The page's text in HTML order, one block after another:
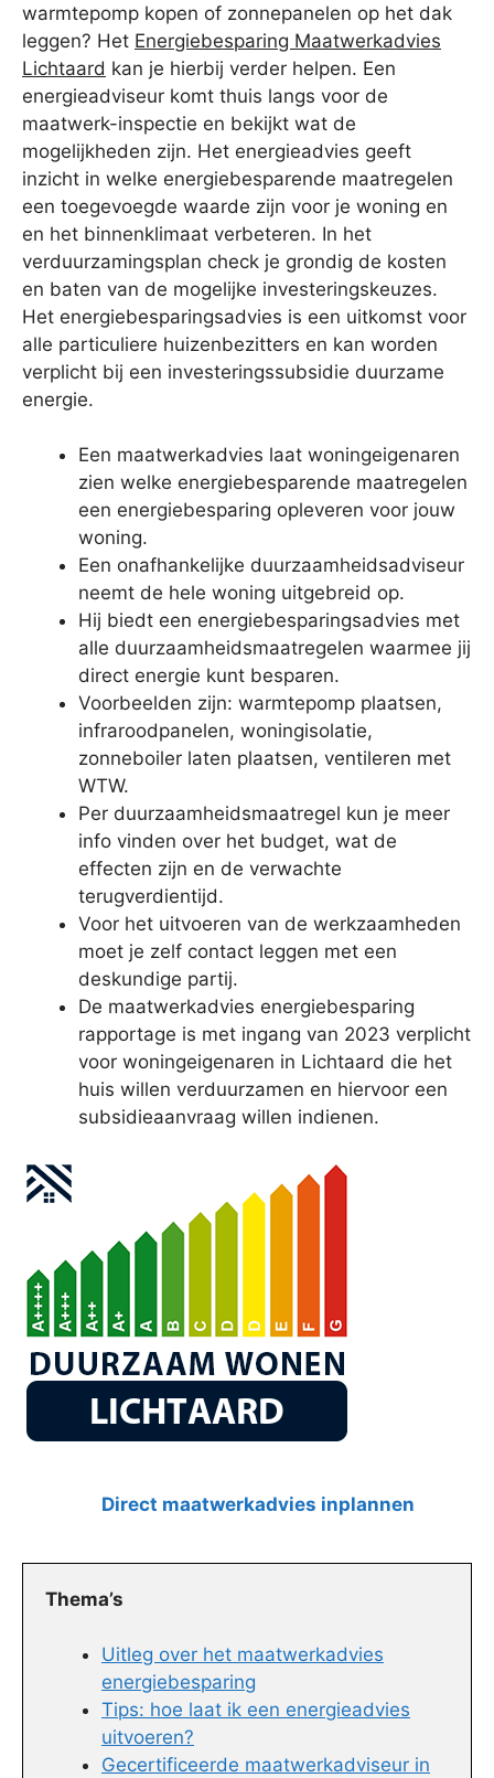
warmtepomp kopen of zonnepanelen op het dak
leggen? Het Energiebesparing Maatwerkadvies
Lichtaard kan je hierbij verder helpen. Een
energieadviseur komt thuis langs voor de
maatwerk-inspectie en bekijkt wat de
mogelijkheden zijn. Het energieadvies geeft
inzicht in welke energiebesparende maatregelen
een toegevoegde waarde zijn voor je woning en
en het binnenklimaat verbeteren. In het
verduurzamingsplan check je grondig de kosten
en baten van de mogelijke investeringskeuzes.
Het energiebesparingsadvies is een uitkomst voor
alle particuliere huizenbezitters en kan worden
verplicht bij een investeringssubsidie duurzame
energie.
Een maatwerkadvies laat woningeigenaren
zien welke energiebesparende maatregelen
een energiebesparing opleveren voor jouw
woning.
Een onafhankelijke duurzaamheidsadviseur
neemt de hele woning uitgebreid op.
Hij biedt een energiebesparingsadvies met
alle duurzaamheidsmaatregelen waarmee jij
direct energie kunt besparen.
Voorbeelden zijn: warmtepomp plaatsen,
infraroodpanelen, woningisolatie,
zonneboiler laten plaatsen, ventileren met
WTW.
Per duurzaamheidsmaatregel kun je meer
info vinden over het budget, wat de
effecten zijn en de verwachte
terugverdientijd.
Voor het uitvoeren van de werkzaamheden
moet je zelf contact leggen met een
deskundige partij.
De maatwerkadvies energiebesparing
rapportage is met ingang van 2023 verplicht
voor woningeigenaren in Lichtaard die het
huis willen verduurzamen en hiervoor een
subsidieaanvraag willen indienen.
Direct maatwerkadvies inplannen
Thema’s
Uitleg over het maatwerkadvies
energiebesparing
Tips: hoe laat ik een energieadvies
uitvoeren?
Gecertificeerde maatwerkadviseur in